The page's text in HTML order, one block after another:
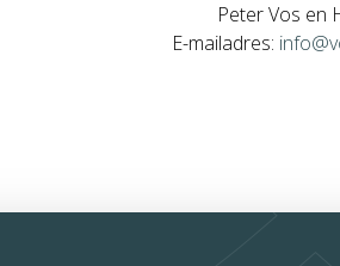
Peter Vos en
E-mailadres: